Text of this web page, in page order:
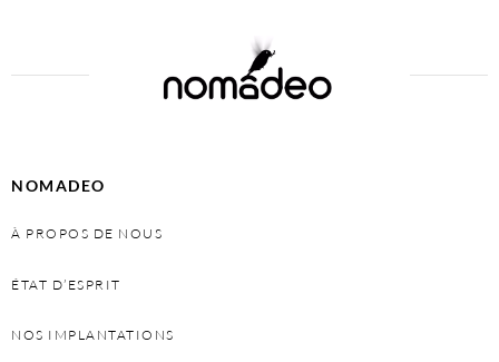
NOMADEO
À PROPOS DE NOUS
ÉTAT D’ESPRIT
NOS IMPLANTATIONS